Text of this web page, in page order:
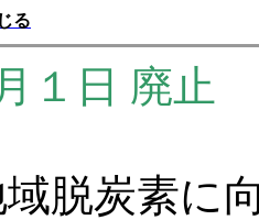
る
１日 廃止
脱炭素に